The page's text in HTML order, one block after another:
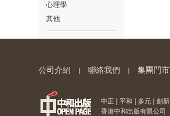
⑳
心理學
其他
公司介紹 聯絡我們 集團門市
中正 | 平和 | 多元 | 創新
香港中和出版有限公司